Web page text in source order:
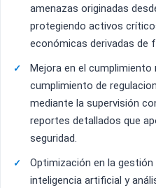
amenazas originadas
protegiendo activos
económicas derivadas de
Mejora en el cumplimiento
cumplimiento de
mediante la supervisión
reportes detallados que
seguridad.
Optimización en la
inteligencia artificial y